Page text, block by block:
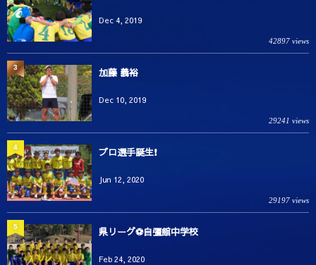
Dec 4, 2019
42897 views
加藤 義裕
Dec 10, 2019
29241 views
3
プロ選手誕生❗️
Jun 12, 2020
29197 views
4
県リーグ⚽️自彊館中学校
Feb 24, 2020
5